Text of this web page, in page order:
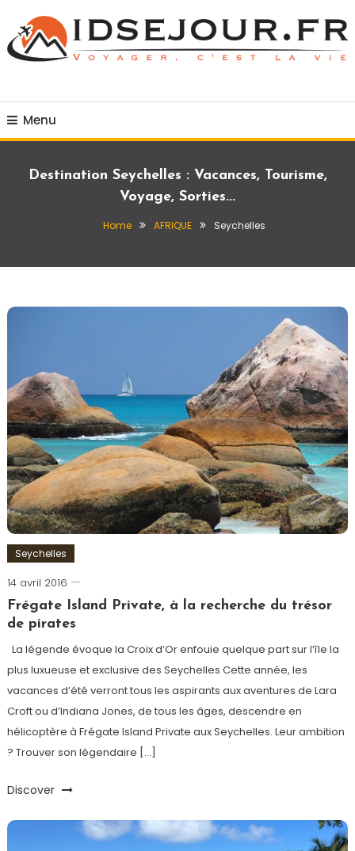
Content
Menu
Destination Seychelles : Vacances, Tourisme,
Voyage, Sorties...
Home AFRIQUE Seychelles
Seychelles
14 avril 2016
admin
Frégate Island Private, à la recherche du trésor
de pirates
La légende évoque la Croix d’Or enfouie quelque part sur l’île la
plus luxueuse et exclusive des Seychelles Cette année, les
vacances d’été verront tous les aspirants aux aventures de Lara
Croft ou d’Indiana Jones, de tous les âges, descendre en
hélicoptère à Frégate Island Private aux Seychelles. Leur ambition
? Trouver son légendaire […]
Discover